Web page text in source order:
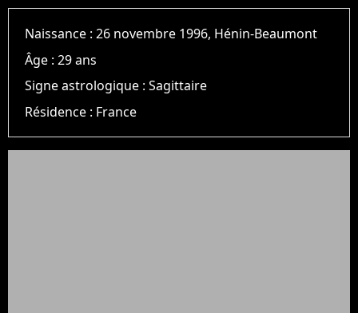
Naissance :26 novembre 1996, Hénin-Beaumont
Âge :29 ans
Signe astrologique :Sagittaire
Résidence : France